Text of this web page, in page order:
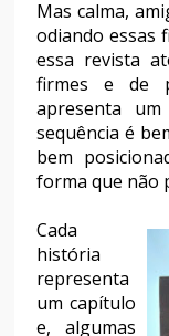
Mas calma,
odiando essas
essa revista
firmes e de
apresenta
sequência é
bem
forma que não
Cada
história
representa
um capítulo
e, algumas